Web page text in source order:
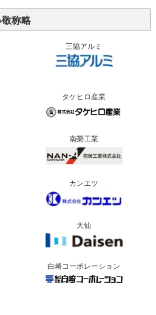
称略
三協アルミ
タケヒロ産業
南榮工業
カンエツ
大仙
白崎コーポレーション